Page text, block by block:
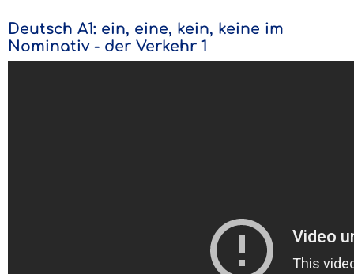
Deutsch A1: ein, eine, kein, keine im
Nominativ - der Verkehr 1